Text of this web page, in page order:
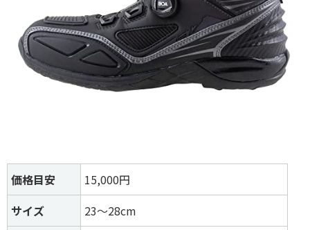
価格目安
15,000円
サイズ
23～28cm